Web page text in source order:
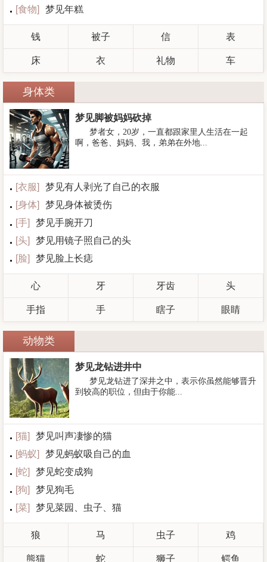
[食物] 梦见年糕
钱 被子 信 表
床 衣 礼物 车
身体类
梦见脚被妈妈砍掉
梦者女，20岁，一直都跟家里人生活在一起
啊，爸爸、妈妈、我，弟弟在外地...
[衣服]
梦见有人剥光了自己的衣服
[身体]
梦见身体被烫伤
[手]
梦见手腕开刀
[头]
梦见用镜子照自己的头
[脸] 梦见脸上长痣
心 牙 牙齿 头
手指 手 瞎子 眼睛
动物类
梦见龙钻进井中
梦见龙钻进了深井之中，表示你虽然能够晋升
到较高的职位，但由于你能...
[猫]
梦见叫声凄惨的猫
[蚂蚁]
梦见蚂蚁吸自己的血
[蛇]
梦见蛇变成狗
[狗]
梦见狗毛
[菜] 梦见菜园、虫子、猫
狼 马 虫子 鸡
熊猫 蛇 狮子 鳄鱼